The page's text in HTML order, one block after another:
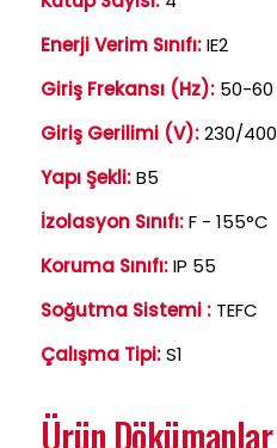
Enerji Verim Sınıfı:IE2
Giriş Frekansı (Hz): 50-60
Giriş Gerilimi (V):230/400
Yapı Şekli:B5
İzolasyon Sınıfı:F - 155°C
Koruma Sınıfı:IP 55
Soğutma Sistemi : TEFC
Çalışma Tipi:S1
Ürün Dökümanlar